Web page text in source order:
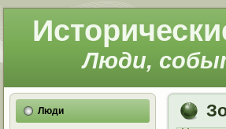
Люди,
Люди